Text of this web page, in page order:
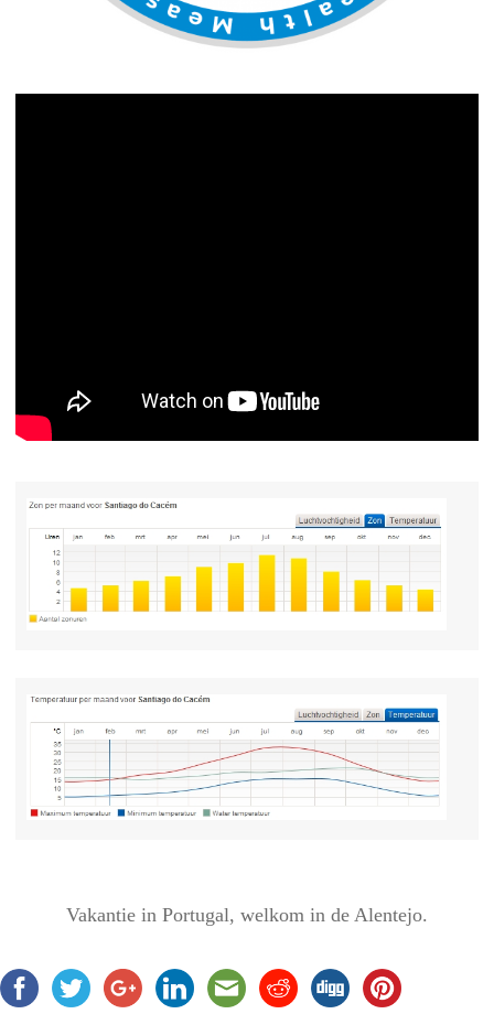
Vakantie in Portugal, welkom in de Alentejo.